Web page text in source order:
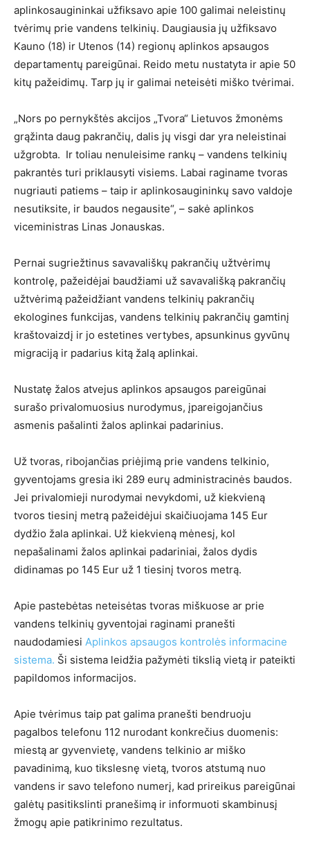
aplinkosaugininkai užfiksavo apie 100 galimai neleistinų
tvėrimų prie vandens telkinių. Daugiausia jų užfiksavo
Kauno (18) ir Utenos (14) regionų aplinkos apsaugos
departamentų pareigūnai. Reido metu nustatyta ir apie 50
kitų pažeidimų. Tarp jų ir galimai neteisėti miško tvėrimai.
„Nors po pernykštės akcijos „Tvora“ Lietuvos žmonėms
grąžinta daug pakrančių, dalis jų visgi dar yra neleistinai
užgrobta. Ir toliau nenuleisime rankų – vandens telkinių
pakrantės turi priklausyti visiems. Labai raginame tvoras
nugriauti patiems – taip ir aplinkosaugininkų savo valdoje
nesutiksite, ir baudos negausite“, – sakė aplinkos
viceministras Linas Jonauskas.
Pernai sugriežtinus savavališkų pakrančių užtvėrimų
kontrolę, pažeidėjai baudžiami už savavališką pakrančių
užtvėrimą pažeidžiant vandens telkinių pakrančių
ekologines funkcijas, vandens telkinių pakrančių gamtinį
kraštovaizdį ir jo estetines vertybes, apsunkinus gyvūnų
migraciją ir padarius kitą žalą aplinkai.
Nustatę žalos atvejus aplinkos apsaugos pareigūnai
surašo privalomuosius nurodymus, įpareigojančius
asmenis pašalinti žalos aplinkai padarinius.
Už tvoras, ribojančias priėjimą prie vandens telkinio,
gyventojams gresia iki 289 eurų administracinės baudos.
Jei privalomieji nurodymai nevykdomi, už kiekvieną
tvoros tiesinį metrą pažeidėjui skaičiuojama 145 Eur
dydžio žala aplinkai. Už kiekvieną mėnesį, kol
nepašalinami žalos aplinkai padariniai, žalos dydis
didinamas po 145 Eur už 1 tiesinį tvoros metrą.
Apie pastebėtas neteisėtas tvoras miškuose ar prie
vandens telkinių gyventojai raginami pranešti
naudodamiesi Aplinkos apsaugos kontrolės informacine
sistema. Ši sistema leidžia pažymėti tikslią vietą ir pateikti
papildomos informacijos.
Apie tvėrimus taip pat galima pranešti bendruoju
pagalbos telefonu 112 nurodant konkrečius duomenis:
miestą ar gyvenvietę, vandens telkinio ar miško
pavadinimą, kuo tikslesnę vietą, tvoros atstumą nuo
vandens ir savo telefono numerį, kad prireikus pareigūnai
galėtų pasitikslinti pranešimą ir informuoti skambinusį
žmogų apie patikrinimo rezultatus.